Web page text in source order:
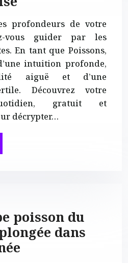
profondeurs de votre
vous guider par les
En tant que Poissons,
intuition profonde,
aiguë et d’une
Découvrez votre
gratuit et
décrypter…
poisson du
dans